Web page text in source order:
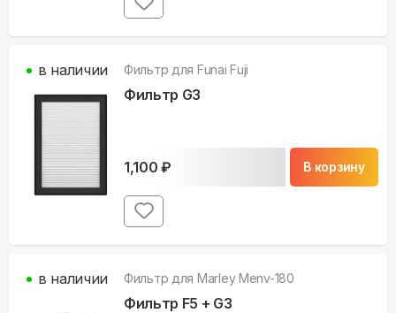
Фильтр для Funai Fuji
Фильтр G3
1,100 ₽ В корзину
в наличии
Фильтр для Marley Menv-180
Фильтр F5 + G3
в наличии